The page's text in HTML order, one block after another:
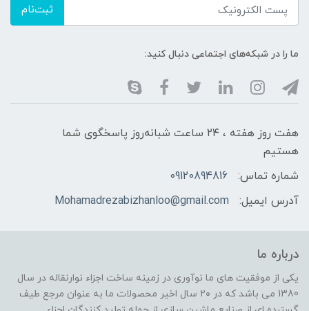
ثبت‌نام
ما را در شبکه‌های اجتماعی دنبال کنید:
هفت روز هفته ، ۲۴ ساعت شبانه‌روز پاسخگوی شما
هستیم
شماره تماس:
09120894816
آدرس ایمیل:
Mohamadrezabizhanloo@gmail.com
درباره ما
یکی از موفقیت های ما نوآوری در زمینه ساخت اجزاء نوارنقاله در سال
1380 می باشد که در ۲۰ سال اخیر محصولات ما به عنوان مرجع طیف